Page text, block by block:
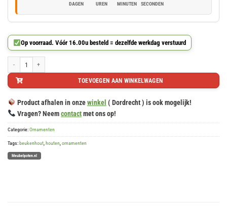
DAGEN UREN MINUTEN SECONDEN
4
dagen,
11
minuten
en
seconden
Op voorraad. Vóór 16.00u besteld = dezelfde werkdag verstuurd
TOEVOEGEN AAN WINKELWAGEN
Product afhalen in onzewinkel ( Dordrecht ) is ook mogelijk!
Vragen? Neemcontactmet ons op!
Categorie:Ornamenten
Tags:beukenhout,houten,ornamenten
Meubelpoten.nl